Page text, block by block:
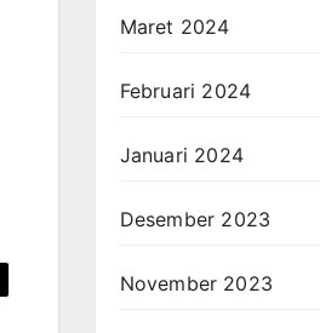
Maret 2024
Februari 2024
Januari 2024
Desember 2023
November 2023